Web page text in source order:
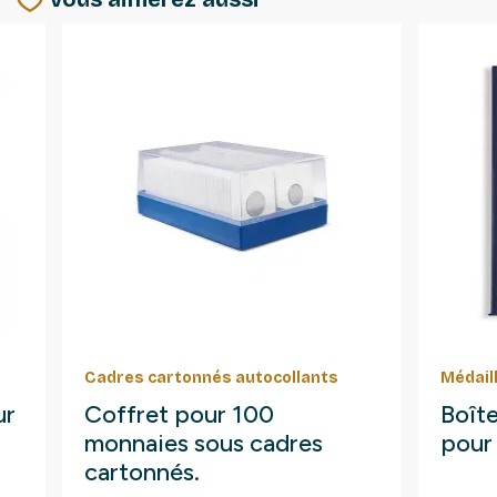
Cadres cartonnés autocollants
Coffret pour 100
monnaies sous cadres
cartonnés.
pour